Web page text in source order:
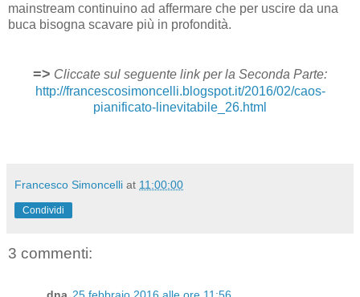
mainstream continuino ad affermare che per uscire da una
buca bisogna scavare più in profondità.
=> Cliccate sul seguente link per la Seconda Parte:
http://francescosimoncelli.blogspot.it/2016/02/caos-
pianificato-linevitabile_26.html
Francesco Simoncelli at 11:00:00
Condividi
3 commenti: